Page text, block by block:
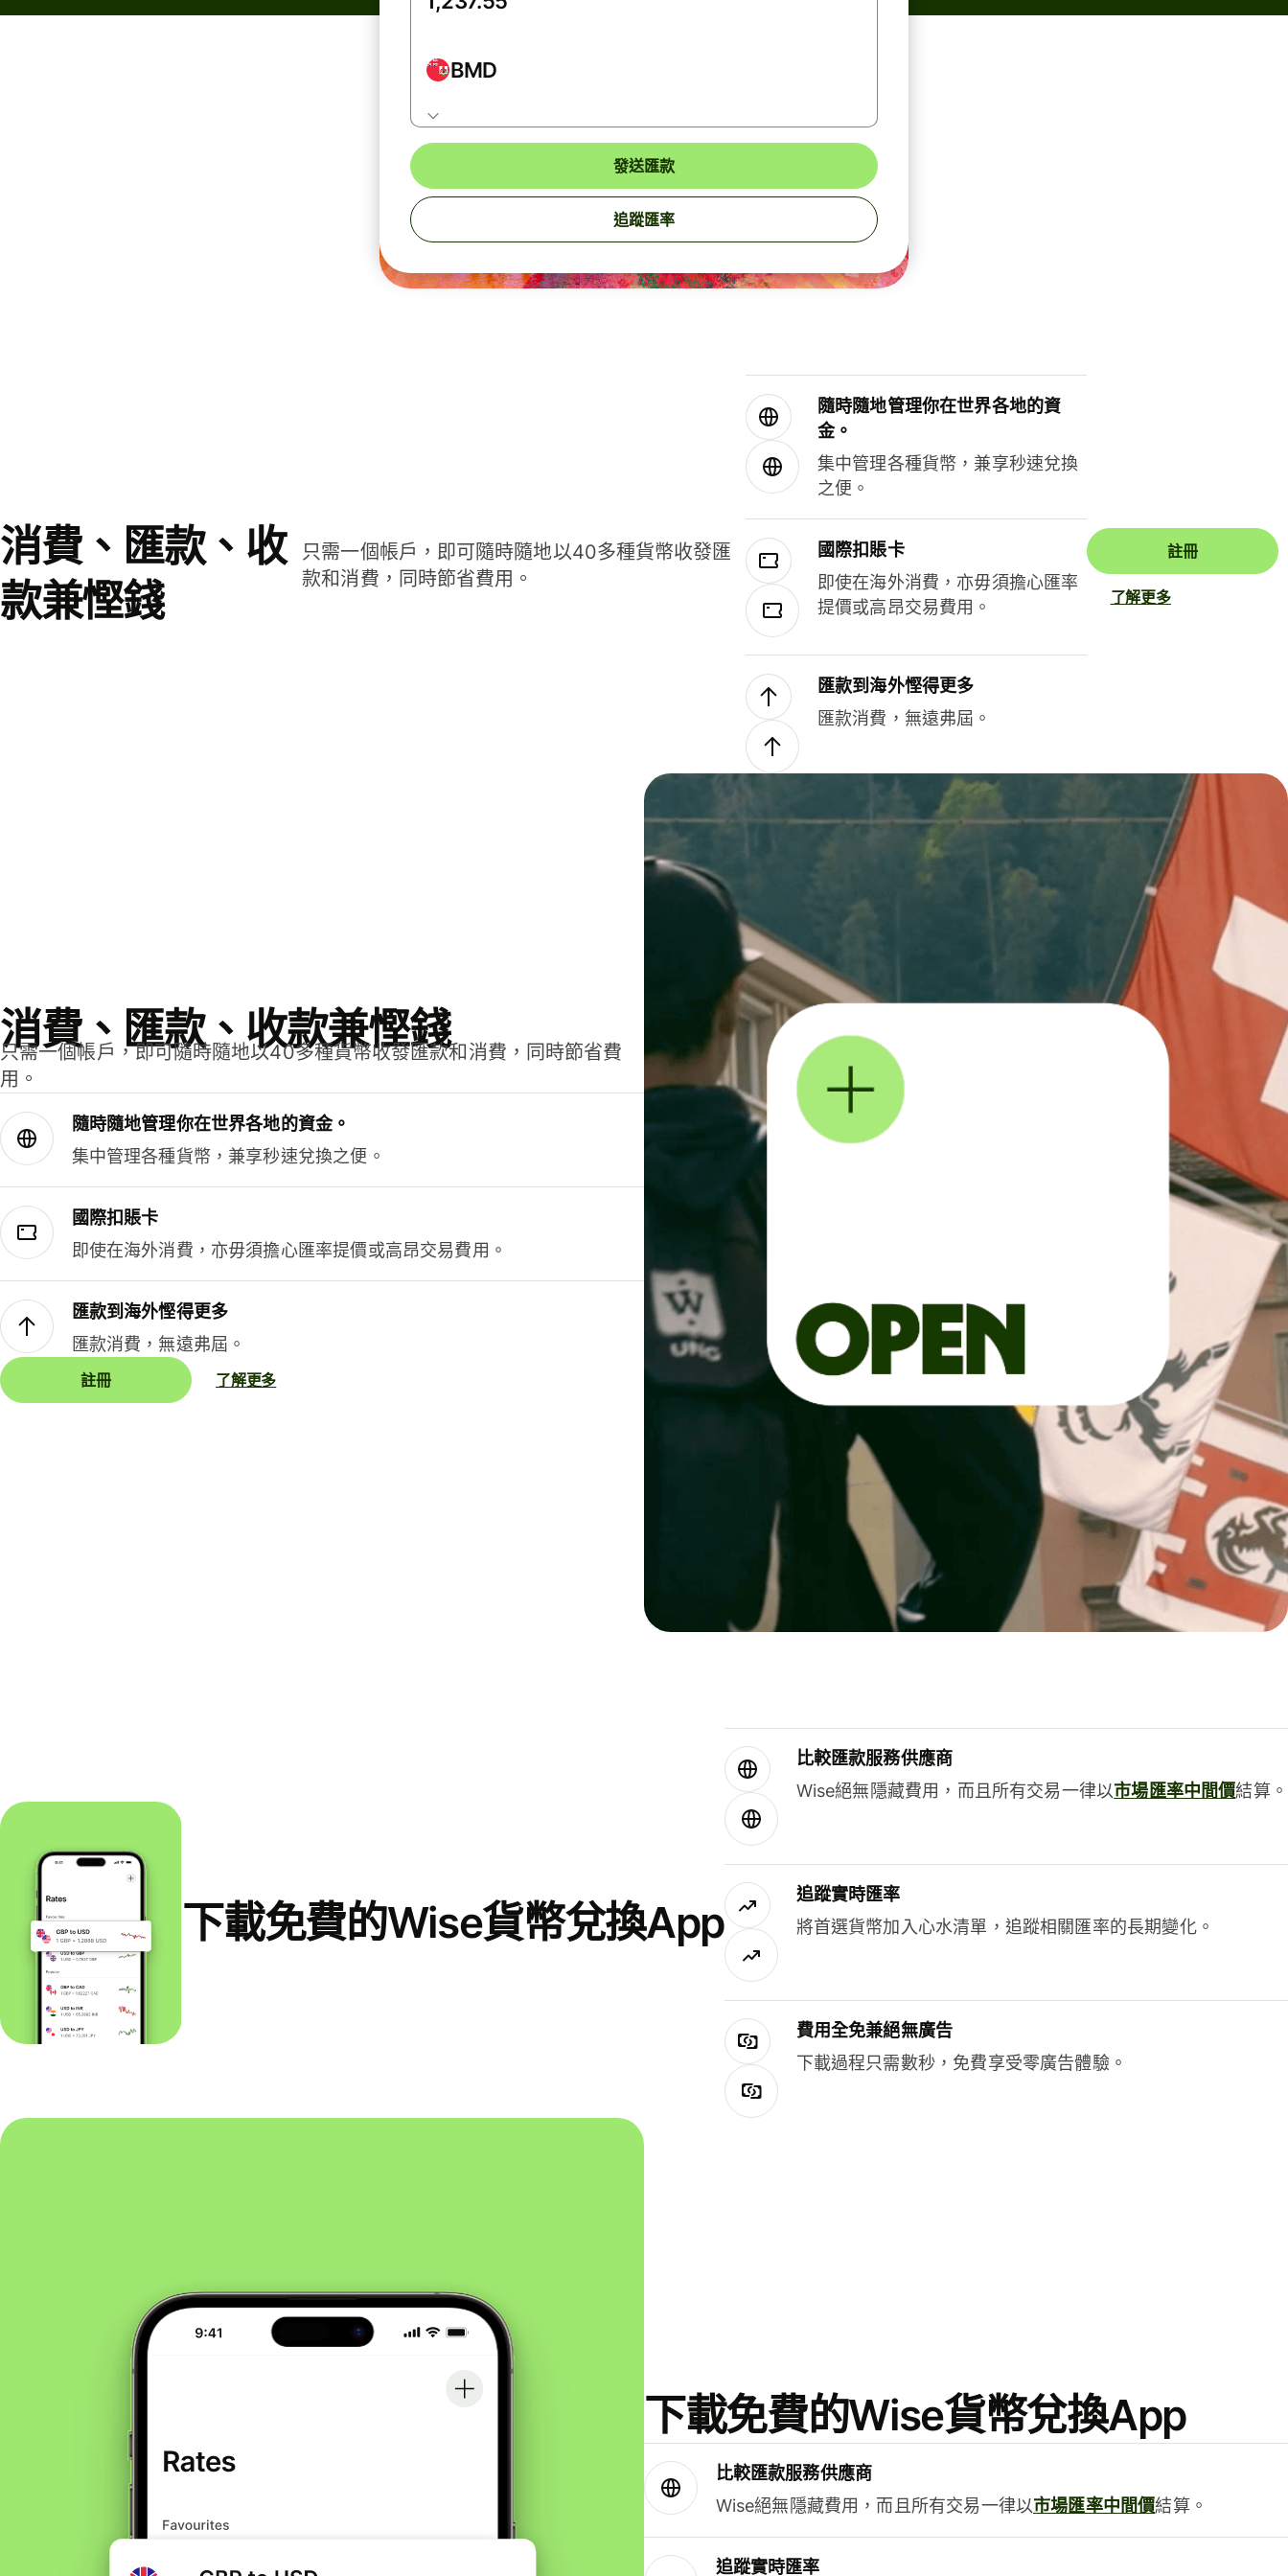
BMD
發送匯款
追蹤匯率
消費、匯款、收
款兼慳錢
只需一個帳戶，即可隨時隨地以40多種貨幣收發匯
款和消費，同時節省費用。
隨時隨地管理你在世界各地的資
金。
集中管理各種貨幣，兼享秒速兌換
之便。
國際扣賬卡
即使在海外消費，亦毋須擔心匯率
提價或高昂交易費用。
匯款到海外慳得更多
匯款消費，無遠弗屆。
註冊
了解更多
消費、匯款、收款兼慳錢
只需一個帳戶，即可隨時隨地以40多種貨幣收發匯款和消費，同時節省費
用。
隨時隨地管理你在世界各地的資金。
集中管理各種貨幣，兼享秒速兌換之便。
國際扣賬卡
即使在海外消費，亦毋須擔心匯率提價或高昂交易費用。
匯款到海外慳得更多
匯款消費，無遠弗屆。
註冊 了解更多
下載免費的Wise貨幣兌換App
比較匯款服務供應商
Wise絕無隱藏費用，而且所有交易一律以市場匯率中間價結算。
追蹤實時匯率
將首選貨幣加入心水清單，追蹤相關匯率的長期變化。
費用全免兼絕無廣告
下載過程只需數秒，免費享受零廣告體驗。
下載免費的Wise貨幣兌換App
比較匯款服務供應商
Wise絕無隱藏費用，而且所有交易一律以市場匯率中間價結算。
追蹤實時匯率